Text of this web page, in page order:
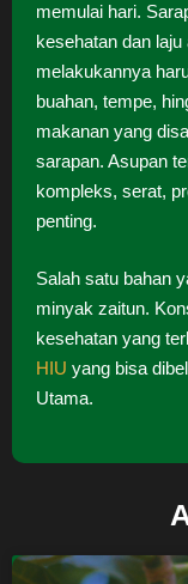
memulai hari.
kesehatan dan
melakukannya
buahan, tempe,
makanan yang
sarapan. Asupan
kompleks, serat,
penting.
Salah satu bahan
minyak zaitun.
kesehatan yang
HIU yang bisa
Utama.